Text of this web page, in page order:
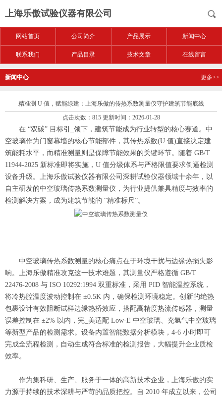
上海乐傲试验仪器有限公司
网站首页 公司简介 产品展示 新闻中心
联系我们 产品目录 技术文章 在线留言
新闻中心 更多>>
精准测 U 值，赋能绿建：上海乐傲的传热系数测量仪守护建筑节能底线
点击次数：815 更新时间：2026-01-28
在 “双碳” 目标引_领下，建筑节能成为行业转型的核心赛道。中
空玻璃作为门窗幕墙的核心节能部件，其传热系数(U 值)直接决定建
筑能耗水平，而精准测量则是保障节能效果的关键环节。随着 GB/T
11944-2025 新标准即将实施，U 值分级体系与严格限值要求倒逼检测
设备升级。上海乐傲试验仪器有限公司深耕试验仪器领域十余年，以
自主研发的中空玻璃传热系数测量仪，为行业提供兼具精度与效率的
检测解决方案，成为建筑节能的 “精准标尺”。
中空玻璃传热系数测量的核心痛点在于环境干扰与边缘热损失影
响。上海乐傲精准攻克这一技术难题，其测量仪严格遵循 GB/T
22476-2008 与 ISO 10292:1994 双重标准，采用 PID 智能温控系统，
将冷热腔温度波动控制在 ±0.5K 内，确保检测环境稳定。创新的绝热
包裹设计有效阻断试样边缘热桥效应，搭配高精度热流传感器，测量
误差控制在 ±2% 以内，完_美适配 Low-E 中空玻璃、充氩气中空玻璃
等新型产品的检测需求。设备内置智能数据分析模块，4-6 小时即可
完成全流程检测，自动生成符合标准的检测报告，大幅提升企业质检
效率。
作为集科研、生产、服务于一体的高新技术企业，上海乐傲的实
力源于持续的技术深耕与严苛的品质把控。自 2010 年成立以来，公司